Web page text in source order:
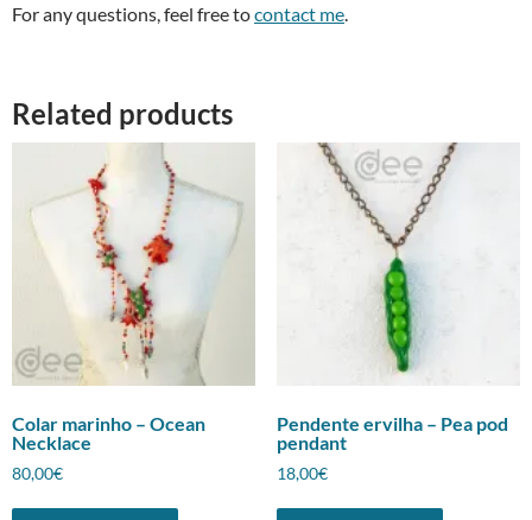
For any questions, feel free tocontact me
Related products
Colar marinho – Ocean
Necklace
80,00€
Pendente ervilha – Pea pod
pendant
18,00€